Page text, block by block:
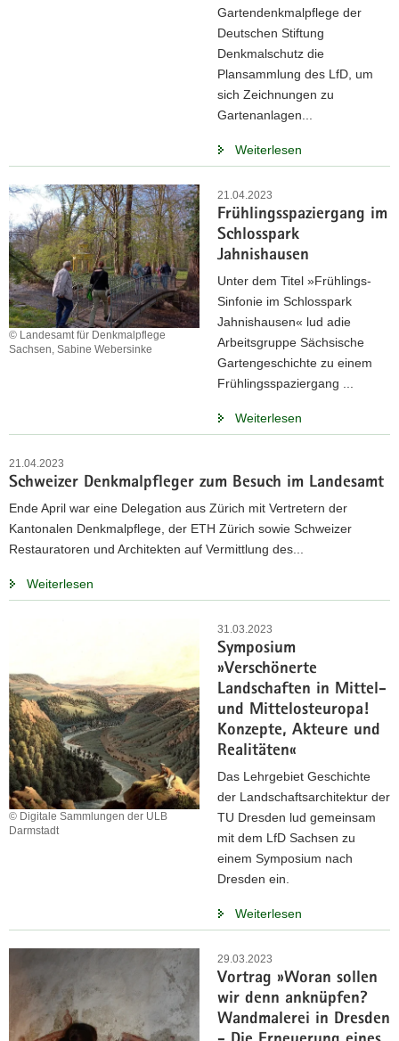
Gartendenkmalpflege der
Deutschen Stiftung
Denkmalschutz die
Plansammlung des LfD, um
sich Zeichnungen zu
Gartenanlagen...
Weiterlesen
21.04.2023
Frühlingsspaziergang im
Schlosspark
Jahnishausen
© Landesamt für Denkmalpflege
Sachsen, Sabine Webersinke
Unter dem Titel »Frühlings-
Sinfonie im Schlosspark
Jahnishausen« lud adie
Arbeitsgruppe Sächsische
Gartengeschichte zu einem
Frühlingsspaziergang ...
Weiterlesen
21.04.2023
Schweizer Denkmalpfleger zum Besuch im Landesamt
Ende April war eine Delegation aus Zürich mit Vertretern der
Kantonalen Denkmalpflege, der ETH Zürich sowie Schweizer
Restauratoren und Architekten auf Vermittlung des...
Weiterlesen
31.03.2023
Symposium
»Verschönerte
Landschaften in Mittel-
und Mittelosteuropa!
Konzepte, Akteure und
Realitäten«
© Digitale Sammlungen der ULB
Darmstadt
Das Lehrgebiet Geschichte
der Landschaftsarchitektur der
TU Dresden lud gemeinsam
mit dem LfD Sachsen zu
einem Symposium nach
Dresden ein.
Weiterlesen
29.03.2023
Vortrag »Woran sollen
wir denn anknüpfen?
Wandmalerei in Dresden